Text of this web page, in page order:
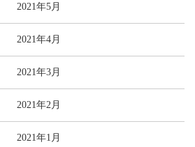
2021年5月
2021年4月
2021年3月
2021年2月
2021年1月